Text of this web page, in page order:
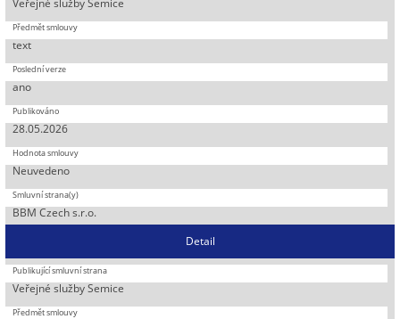
text
ano
28.05.2026
Neuvedeno
BBM Czech s.r.o.
Detail
Veřejné služby Semice